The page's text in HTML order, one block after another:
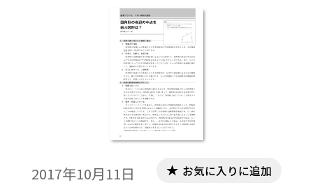
にする。本時では，中点連結定理を基にし
て，四角形の各辺の中点を結んでできる図
形が平行四辺形で あることを見いだし，そ
の条件を考える活動を行う。どんな四角形
でも平行四辺形になること に興味をもた
せ，自らその理由を論証できるようにして
いく。また，課題を発展させ，もとの 四角
形の形を変えたとき，どんな四角形ができ
るかを考えていく。
2017年10月11日 お気に入りに追加